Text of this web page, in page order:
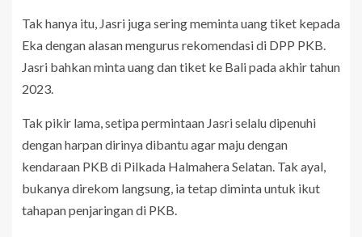
Tak hanya itu, Jasri juga sering meminta uang tiket kepada
Eka dengan alasan mengurus rekomendasi di DPP PKB.
Jasri bahkan minta uang dan tiket ke Bali pada akhir tahun
2023.
Tak pikir lama, setipa permintaan Jasri selalu dipenuhi
dengan harpan dirinya dibantu agar maju dengan
kendaraan PKB di Pilkada Halmahera Selatan. Tak ayal,
bukanya direkom langsung, ia tetap diminta untuk ikut
tahapan penjaringan di PKB.